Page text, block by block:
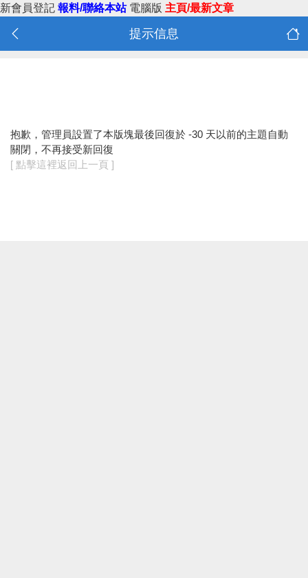
新會員登記 報料/聯絡本站 電腦版 主頁/最新文章
提示信息
抱歉，管理員設置了本版塊最後回復於 -30 天以前的主題自動
關閉，不再接受新回復
[ 點擊這裡返回上一頁 ]